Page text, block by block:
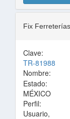
Fix
Clave:
TR-81988
Nombre:
Estado:
MÉXICO
Perfil:
Usuario,